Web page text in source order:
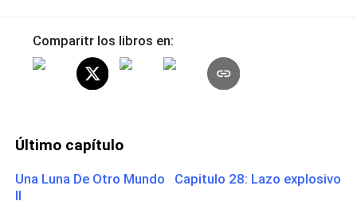
Comparitr los libros en:
Último capítulo
Una Luna De Otro Mundo Capitulo 28: Lazo explosivo
II